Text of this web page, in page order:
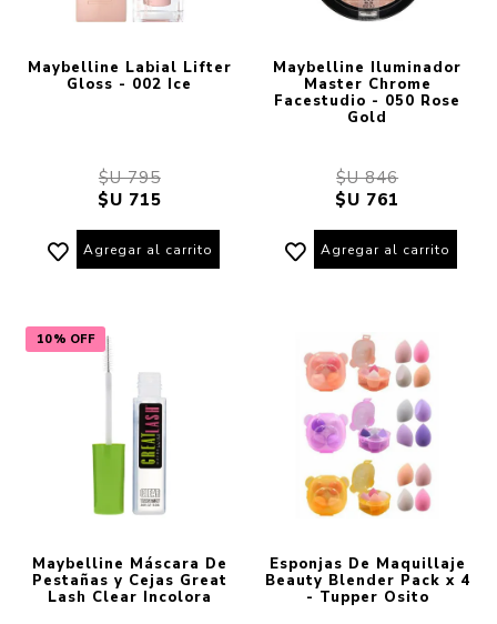
Maybelline Labial Lifter
Gloss - 002 Ice
$U 795
$U 715
Agregar al carrito
Maybelline Iluminador
Master Chrome
Facestudio - 050 Rose
Gold
$U 846
$U 761
Agregar al carrito
10% OFF
Maybelline Máscara De
Pestañas y Cejas Great
Lash Clear Incolora
Esponjas De Maquillaje
Beauty Blender Pack x 4
- Tupper Osito